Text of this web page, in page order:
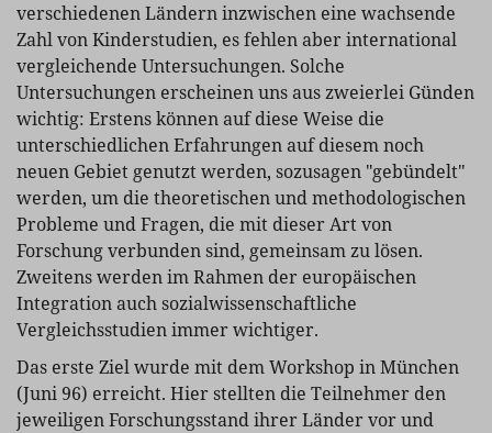
verschiedenen Ländern inzwischen eine wachsende
Zahl von Kinderstudien, es fehlen aber international
vergleichende Untersuchungen. Solche
Untersuchungen erscheinen uns aus zweierlei Günden
wichtig: Erstens können auf diese Weise die
unterschiedlichen Erfahrungen auf diesem noch
neuen Gebiet genutzt werden, sozusagen "gebündelt"
werden, um die theoretischen und methodologischen
Probleme und Fragen, die mit dieser Art von
Forschung verbunden sind, gemeinsam zu lösen.
Zweitens werden im Rahmen der europäischen
Integration auch sozialwissenschaftliche
Vergleichsstudien immer wichtiger.
Das erste Ziel wurde mit dem Workshop in München
(Juni 96) erreicht. Hier stellten die Teilnehmer den
jeweiligen Forschungsstand ihrer Länder vor und